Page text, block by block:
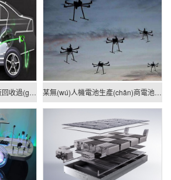
某新材料公司鋰電池電解液回收過(guò)濾案例 某無(wú)人機電池生產(chǎn)商電池液過(guò)濾案例